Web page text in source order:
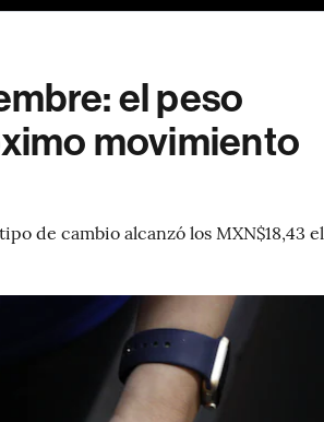
el peso
movimiento
de cambio alcanzó los MXN$18,43 el